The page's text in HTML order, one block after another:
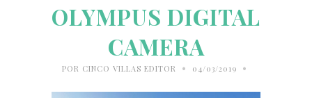
OLYMPUS DIGITAL
CAMERA
POR CINCO VILLAS EDITOR • 04/03/2019 •